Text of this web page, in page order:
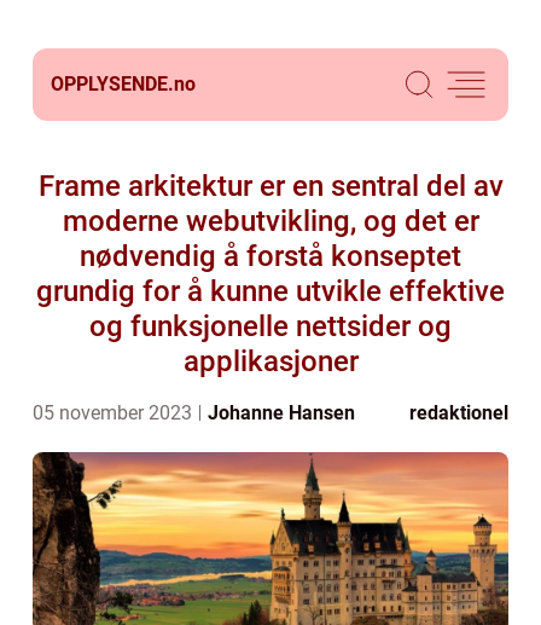
OPPLYSENDE.no
Frame arkitektur er en sentral del av
moderne webutvikling, og det er
nødvendig å forstå konseptet
grundig for å kunne utvikle effektive
og funksjonelle nettsider og
applikasjoner
05 november 2023 Johanne Hansen redaktionel